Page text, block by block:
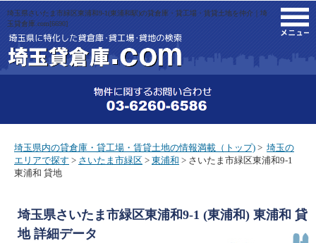
埼玉県さいたま市緑区東浦和9-1(東浦和駅)の貸倉庫・貸工場・賃貸土地を仲介｜埼
玉貸倉庫.com[6690]
埼玉県内の貸倉庫・貸工場・賃貸土地の情報満載（トップ) > 埼玉の
エリアで探す > さいたま市緑区 > 東浦和 > さいたま市緑区東浦和9-1
東浦和 貸地
埼玉県さいたま市緑区東浦和9-1 (東浦和) 東浦和 貸
地詳細データ